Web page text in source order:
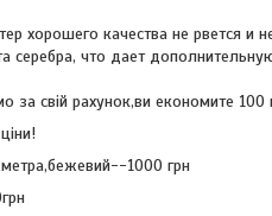
хорошего качества не рвется
серебра, что дает
за свій рахунок,ви економите 100
1000 грн